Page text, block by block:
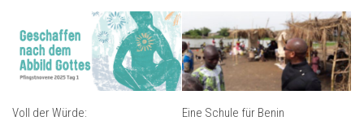
Voll der Würde: Eine Schule für Benin